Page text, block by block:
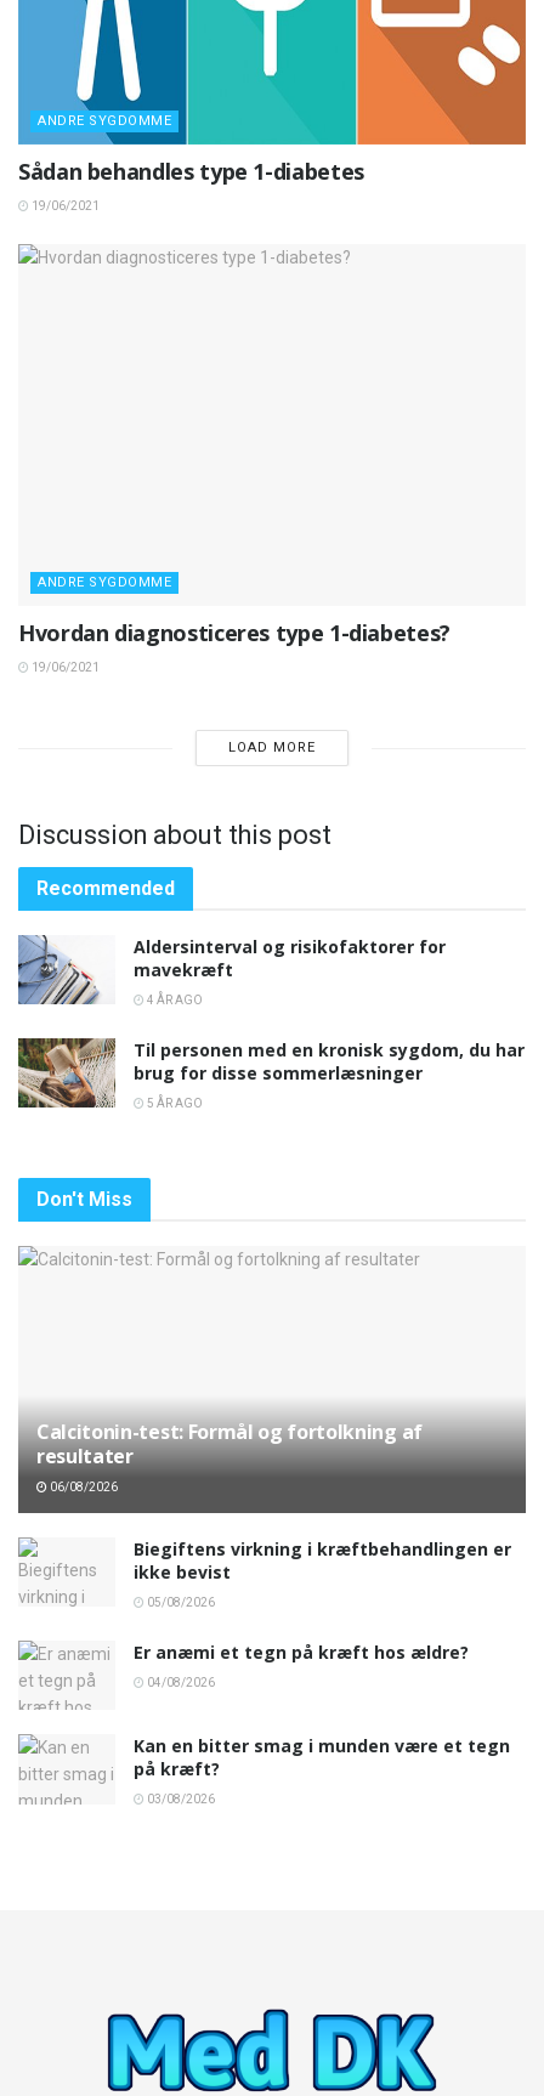
ANDRE SYGDOMME
Sådan behandles type 1-diabetes
19/06/2021
ANDRE SYGDOMME
Hvordan diagnosticeres type 1-diabetes?
19/06/2021
LOAD MORE
Discussion about this post
Recommended
Aldersinterval og risikofaktorer for
mavekræft
4 ÅR AGO
Til personen med en kronisk sygdom, du har
brug for disse sommerlæsninger
5 ÅR AGO
Don't Miss
Calcitonin-test: Formål og fortolkning af
resultater
06/08/2026
Biegiftens virkning i kræftbehandlingen er
ikke bevist
05/08/2026
Er anæmi et tegn på kræft hos ældre?
04/08/2026
Kan en bitter smag i munden være et tegn
på kræft?
03/08/2026